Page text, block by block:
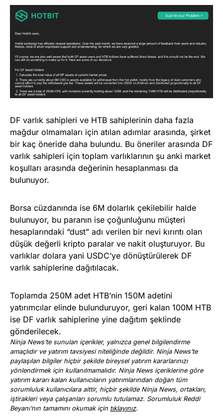
DF varlık sahipleri ve HTB sahiplerinin daha fazla
mağdur olmamaları için atılan adımlar arasında, şirket
bir kaç öneride daha bulundu. Bu öneriler arasında DF
varlık sahipleri için toplam varlıklarının şu anki market
koşulları arasında değerinin hesaplanması da
bulunuyor.
Borsa cüzdanında ise 6M dolarlık çekilebilir halde
bulunuyor, bu paranın ise çoğunluğunu müşteri
hesaplarındaki “dust” adı verilen bir nevi kırıntı olan
düşük değerli kripto paralar ve nakit oluşturuyor. Bu
varlıklar dolara yani USDC’ye dönüştürülerek DF
varlık sahiplerine dağıtılacak.
Toplamda 250M adet HTB’nin 150M adetini
yatırımcılar elinde bulunduruyor, geri kalan 100M HTB
ise DF varlık sahiplerine yine dağıtım şeklinde
gönderilecek.
Ninja News’te sunulan içerikler, yalnızca genel bilgilendirme
amaçlıdır ve yatırım tavsiyesi niteliğinde değildir. Ninja News’te
paylaşılan bilgiler hiçbir şekilde bireysel yatırım kararlarınızı
yönlendirmek için kullanılmamalıdır. Ninja News içeriklerine göre
yatırım kararı kalan kullanıcıların yatırımlarından doğan tüm
sorumluluk kullanıcılara aittir, hiçbir şekilde Ninja News, ortakları,
iştirakleri veya çalışanları sorumlu tutulamaz. Sorumluluk Reddi
Beyanı’nın tamamını okumak için tıklayınız.